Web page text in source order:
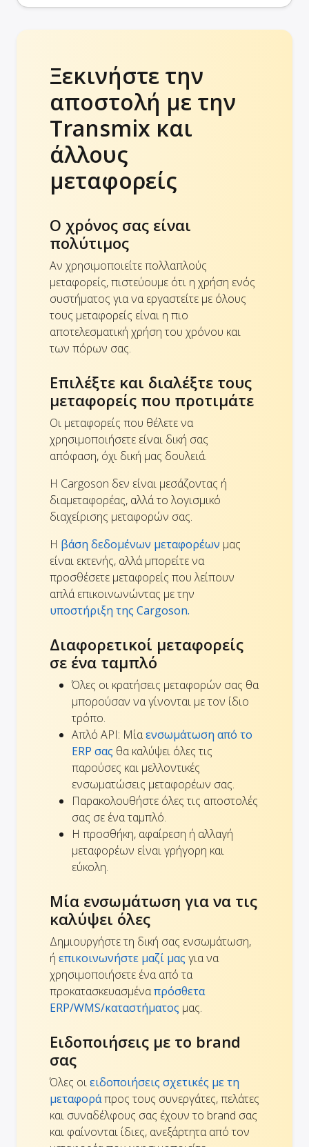
Ξεκινήστε την
αποστολή με την
Transmix και
άλλους
μεταφορείς
Ο χρόνος σας είναι
πολύτιμος
Αν χρησιμοποιείτε πολλαπλούς
μεταφορείς, πιστεύουμε ότι η χρήση ενός
συστήματος για να εργαστείτε με όλους
τους μεταφορείς είναι η πιο
αποτελεσματική χρήση του χρόνου και
των πόρων σας.
Επιλέξτε και διαλέξτε τους
μεταφορείς που προτιμάτε
Οι μεταφορείς που θέλετε να
χρησιμοποιήσετε είναι δική σας
απόφαση, όχι δική μας δουλειά.
Η Cargoson δεν είναι μεσάζοντας ή
διαμεταφορέας, αλλά το λογισμικό
διαχείρισης μεταφορών σας.
Η βάση δεδομένων μεταφορέων μας
είναι εκτενής, αλλά μπορείτε να
προσθέσετε μεταφορείς που λείπουν
απλά επικοινωνώντας με την
υποστήριξη της Cargoson.
Διαφορετικοί μεταφορείς
σε ένα ταμπλό
Όλες οι κρατήσεις μεταφορών σας θα
μπορούσαν να γίνονται με τον ίδιο
τρόπο.
Απλό API: Μίαενσωμάτωση από το
ERP σας θα καλύψει όλες τις
παρούσες και μελλοντικές
ενσωματώσεις μεταφορέων σας.
Παρακολουθήστε όλες τις αποστολές
σας σε ένα ταμπλό.
Η προσθήκη, αφαίρεση ή αλλαγή
μεταφορέων είναι γρήγορη και
εύκολη.
Μία ενσωμάτωση για να τις
καλύψει όλες
Δημιουργήστε τη δική σας ενσωμάτωση,
ή επικοινωνήστε μαζί μας για να
χρησιμοποιήσετε ένα από τα
προκατασκευασμέναπρόσθετα
ERP/WMS/καταστήματος μας.
Ειδοποιήσεις με το brand
σας
Όλες οιειδοποιήσεις σχετικές με τη
μεταφοράπρος τους συνεργάτες, πελάτες
και συναδέλφους σας έχουν το brand σας
και φαίνονται ίδιες, ανεξάρτητα από τον